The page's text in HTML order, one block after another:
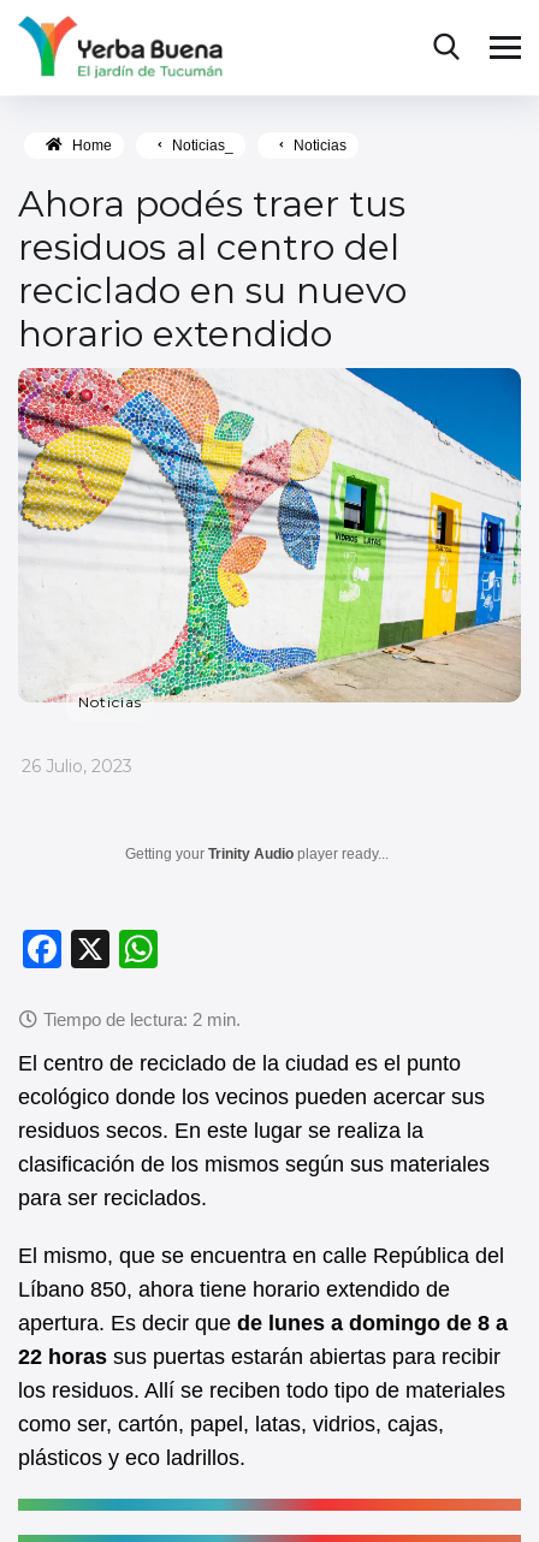
Home Noticias_ Noticias
Ahora podés traer tus
residuos al centro del
reciclado en su nuevo
horario extendido
Noticias
_
26 Julio, 2023
Getting your Trinity Audio player ready...
F
c
e
b
o
o
k
X
at
s
A
p
p
El centro de reciclado de la ciudad es el punto
ecológico donde los vecinos pueden acercar sus
residuos secos. En este lugar se realiza la
clasificación de los mismos según sus materiales
para ser reciclados.
El mismo, que se encuentra en calle República del
Líbano 850, ahora tiene horario extendido de
apertura. Es decir que de lunes a domingo de 8 a
22 horas sus puertas estarán abiertas para recibir
los residuos. Allí se reciben todo tipo de materiales
como ser, cartón, papel, latas, vidrios, cajas,
plásticos y eco ladrillos.